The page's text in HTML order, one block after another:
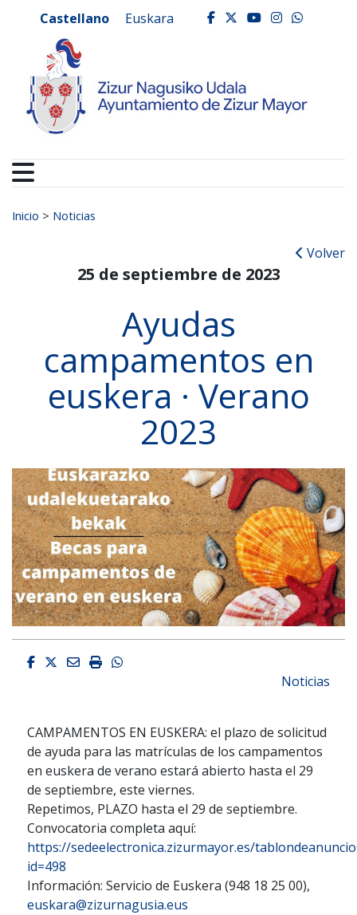
Ayuntamiento de
Castellano Euskara facebook
twitter
youtube
Buscar:
Inicio > Noticias
Volver
25 de septiembre de 2023
Ayudas
campamentos en
euskera · Verano
2023
Facebook
Twitter
EmailImprimirWhatsapp
Noticias
CAMPAMENTOS EN EUSKERA: el plazo de solicitud
de ayuda para las matrículas de los campamentos
en euskera de verano estará abierto hasta el 29
de septiembre, este viernes.
Repetimos, PLAZO hasta el 29 de septiembre.
Convocatoria completa aquí:
https://sedeelectronica.zizurmayor.es/
id=498
Información: Servicio de Euskera (948 18 25 00),
euskara@zizurnagusia.eus